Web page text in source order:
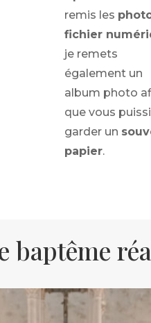
remis les
fichier
je remets
également un
album photo
que vous
garder un
papier.